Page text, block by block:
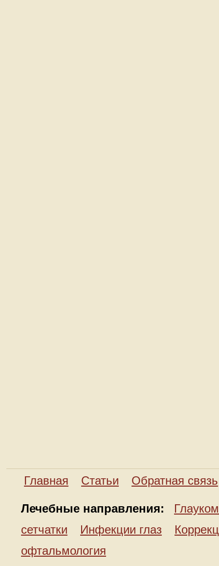
Главная Статьи Обратная связь
Лечебные направления:
сетчатки
Инфекции глаз
офтальмология